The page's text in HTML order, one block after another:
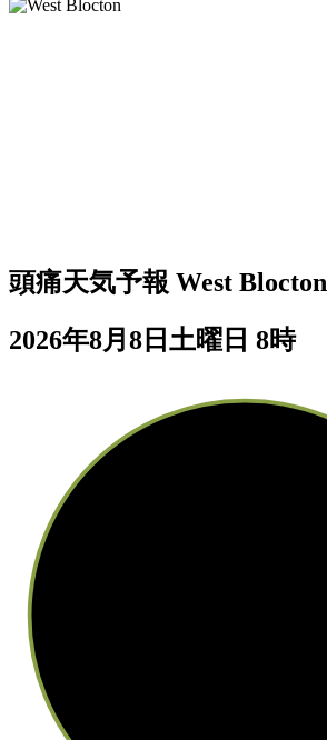
頭痛天気予報 West Blocton
2026年8月8日土曜日 8時